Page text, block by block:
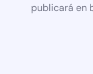
publicará en